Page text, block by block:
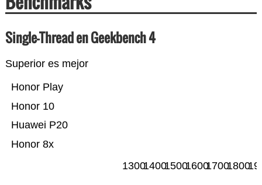
Single-Thread en Geekbench 4
Superior es mejor
Honor 8x
Huawei P20
Honor 10
Honor Play
130014001500160017001800